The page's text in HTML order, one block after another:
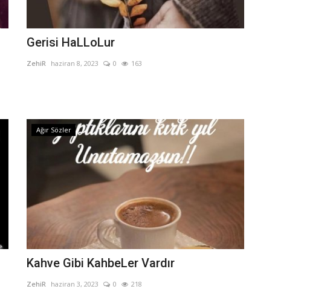
Gerisi HaLLoLur
ZehiR haziran 8, 2023 0 163
Ağır Sözler
Kahve Gibi KahbeLer Vardır
ZehiR haziran 3, 2023 0 218